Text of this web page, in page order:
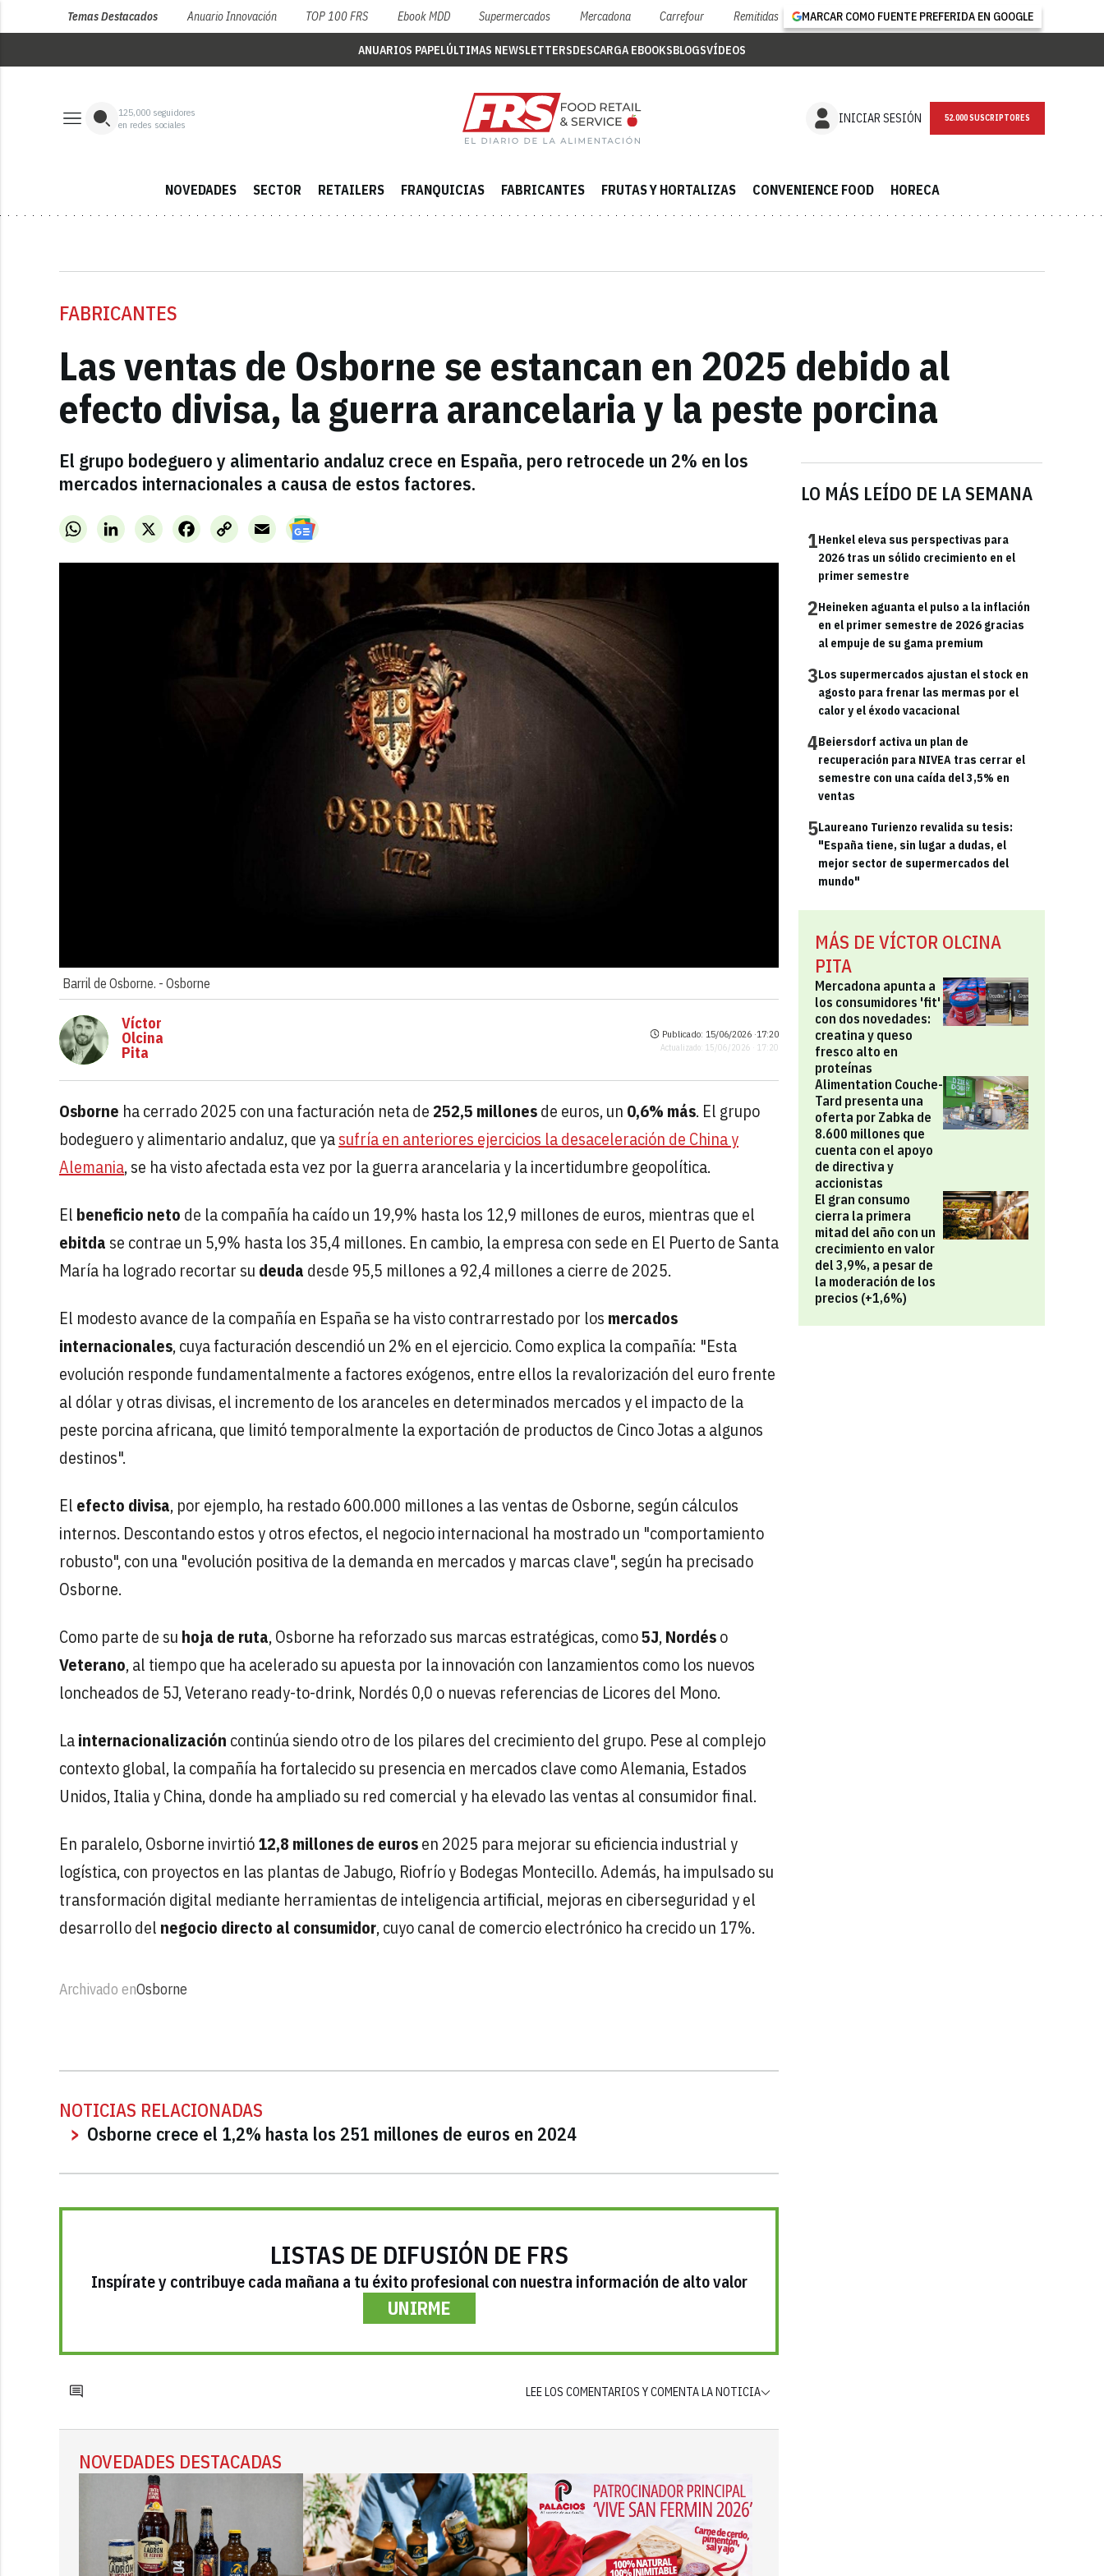
Temas Destacados Anuario Innovación TOP 100 FRS Ebook MDD Supermercados Mercadona Carrefour Remitidas MARCAR COMO FUENTE PREFERIDA EN GOOGLE
ANUARIOS PAPELÚLTIMAS NEWSLETTERSDESCARGA EBOOKSBLOGSVÍDEOS
125,000 seguidores
en redes sociales
INICIAR SESIÓN NEWSLETTER
NOVEDADES SECTOR RETAILERS FRANQUICIAS FABRICANTES FRUTAS Y HORTALIZAS CONVENIENCE FOOD HORECA
FABRICANTES
Las ventas de Osborne se estancan en 2025 debido al
efecto divisa, la guerra arancelaria y la peste porcina
El grupo bodeguero y alimentario andaluz crece en España, pero retrocede un 2% en los
mercados internacionales a causa de estos factores.
WhatsAppLinkedInX FacebookCopy
Link
Email
Barril de Osborne. - Osborne
LO MÁS LEÍDO DE LA SEMANA
1Henkel eleva sus perspectivas para
2026 tras un sólido crecimiento en el
primer semestre
2Heineken aguanta el pulso a la inflación
en el primer semestre de 2026 gracias
al empuje de su gama premium
3Los supermercados ajustan el stock en
agosto para frenar las mermas por el
calor y el éxodo vacacional
4Beiersdorf activa un plan de
recuperación para NIVEA tras cerrar el
semestre con una caída del 3,5% en
ventas
5Laureano Turienzo revalida su tesis:
"España tiene, sin lugar a dudas, el
mejor sector de supermercados del
mundo"
MÁS DE VÍCTOR OLCINA
PITA
Mercadona apunta a
los consumidores 'fit'
con dos novedades:
creatina y queso
fresco alto en
proteínas
Alimentation Couche-
Tard presenta una
oferta por Zabka de
8.600 millones que
cuenta con el apoyo
de directiva y
accionistas
El gran consumo
cierra la primera
mitad del año con un
crecimiento en valor
del 3,9%, a pesar de
la moderación de los
precios (+1,6%)
Víctor
Olcina
Pita
Publicado: 15/06/2026 ·17:20
Actualizado: 15/06/2026 · 17:20
Osborne ha cerrado 2025 con una facturación neta de252,5 millonesde euros, un 0,6% más. El grupo
bodeguero y alimentario andaluz, que yasufría en anteriores ejercicios la desaceleración de China y
Alemania, se ha visto afectada esta vez por la guerra arancelaria y la incertidumbre geopolítica.
El beneficio neto de la compañía ha caído un 19,9% hasta los 12,9 millones de euros, mientras que el
ebitda se contrae un 5,9% hasta los 35,4 millones. En cambio, la empresa con sede en El Puerto de Santa
María ha logrado recortar su deuda desde 95,5 millones a 92,4 millones a cierre de 2025.
El modesto avance de la compañía en España se ha visto contrarrestado por los mercados
internacionales, cuya facturación descendió un 2% en el ejercicio. Como explica la compañía: "Esta
evolución responde fundamentalmente a factores exógenos, entre ellos la revalorización del euro frente
al dólar y otras divisas, el incremento de los aranceles en determinados mercados y el impacto de la
peste porcina africana, que limitó temporalmente la exportación de productos de Cinco Jotas a algunos
destinos".
El efecto divisa, por ejemplo, ha restado 600.000 millones a las ventas de Osborne, según cálculos
internos. Descontando estos y otros efectos, el negocio internacional ha mostrado un "comportamiento
robusto", con una "evolución positiva de la demanda en mercados y marcas clave", según ha precisado
Osborne.
Como parte de su hoja de ruta, Osborne ha reforzado sus marcas estratégicas, como5J,Nordéso
Veterano, al tiempo que ha acelerado su apuesta por la innovación con lanzamientos como los nuevos
loncheados de 5J, Veterano ready-to-drink, Nordés 0,0 o nuevas referencias de Licores del Mono.
Lainternacionalización continúa siendo otro de los pilares del crecimiento del grupo. Pese al complejo
contexto global, la compañía ha fortalecido su presencia en mercados clave como Alemania, Estados
Unidos, Italia y China, donde ha ampliado su red comercial y ha elevado las ventas al consumidor final.
En paralelo, Osborne invirtió12,8 millones de eurosen 2025 para mejorar su eficiencia industrial y
logística, con proyectos en las plantas de Jabugo, Riofrío y Bodegas Montecillo. Además, ha impulsado su
transformación digital mediante herramientas de inteligencia artificial, mejoras en ciberseguridad y el
desarrollo del negocio directo al consumidor, cuyo canal de comercio electrónico ha crecido un 17%.
Archivado enOsborne
NOTICIAS RELACIONADAS
Osborne crece el 1,2% hasta los 251 millones de euros en 2024
LISTAS DE DIFUSIÓN DE FRS
Inspírate y contribuye cada mañana a tu éxito profesional con nuestra información de alto valor
UNIRME
LEE LOS COMENTARIOS Y COMENTA LA NOTICIA
NOVEDADES DESTACADAS